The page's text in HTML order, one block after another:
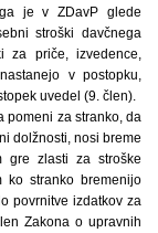
je v ZDavP glede
stroški davčnega
priče, izvedence,
v postopku,
uvedel (9. člen).
pomeni za stranko, da
dolžnosti, nosi breme
gre zlasti za stroške
ko stranko bremenijo
povrnitve izdatkov za
Zakona o upravnih